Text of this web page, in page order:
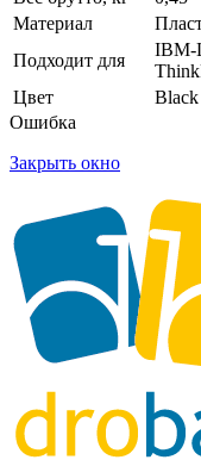
Материал
Подходит для
IBM-
Цвет
Black
Ошибка
Закрыть окно